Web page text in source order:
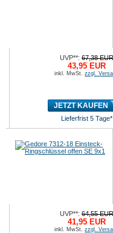
UVP**:67,38
43,95 EUR
inkl. MwSt.zzgl.
JETZT KAUFEN
Lieferfrist 5 Tage*
UVP**:64,55
41,95 EUR
inkl. MwSt.zzgl.